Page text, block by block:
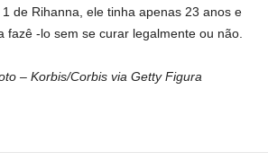
de Rihanna, ele tinha apenas 23 anos e
fazê -lo sem se curar legalmente ou não.
– Korbis/Corbis via Getty Figura